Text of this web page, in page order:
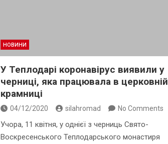
НОВИНИ
У Теплодарі коронавірус виявили у
черниці, яка працювала в церковній
крамниці
04/12/2020 silahromad No Comments
Учора, 11 квітня, у однієї з черниць Свято-
Воскресенського Теплодарського монастиря